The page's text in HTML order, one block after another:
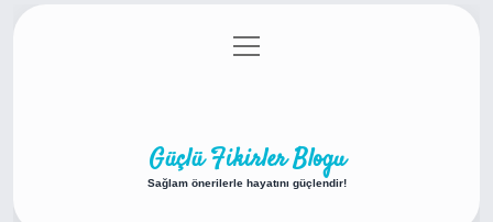
Gizlilik Politikası
menüyü
aç
Güçlü Fikirler Blogu
Sağlam önerilerle hayatını güçlendir!